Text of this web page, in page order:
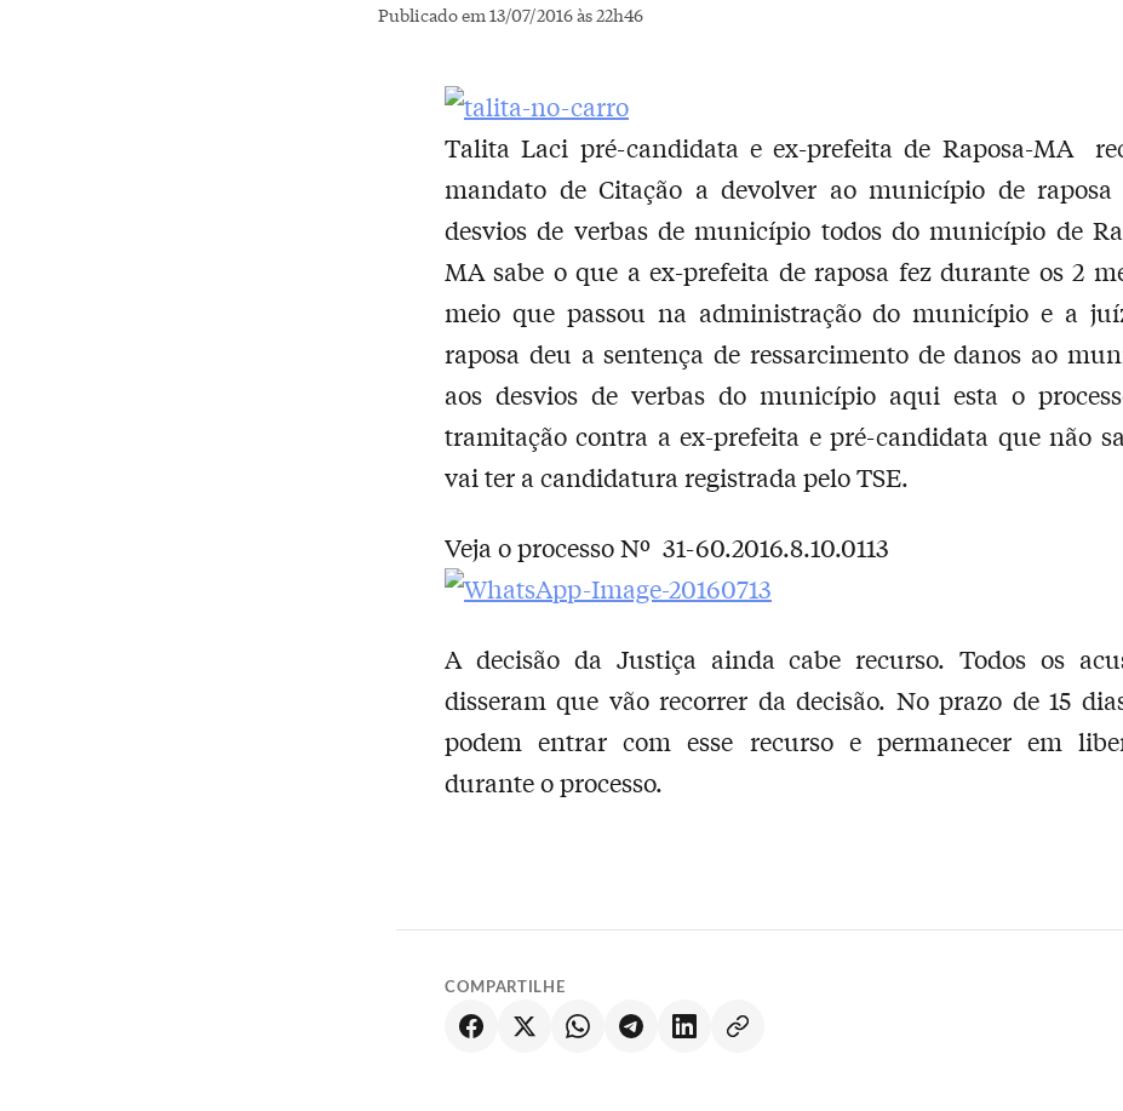
Publicado em 13/07/2016 às 22h46
Talita Laci pré-candidata e ex-prefeita de Raposa-MA
mandato de Citação a devolver ao município de raposa
desvios de verbas de município todos do município de
MA sabe o que a ex-prefeita de raposa fez durante os 2
meio que passou na administração do município e a
raposa deu a sentença de ressarcimento de danos ao
aos desvios de verbas do município aqui esta o
tramitação contra a ex-prefeita e pré-candidata que não
vai ter a candidatura registrada pelo TSE.
Veja o processo Nº 31-60.2016.8.10.0113
A decisão da Justiça ainda cabe recurso. Todos os
disseram que vão recorrer da decisão. No prazo de 15
podem entrar com esse recurso e permanecer em
durante o processo.
COMPARTILHE